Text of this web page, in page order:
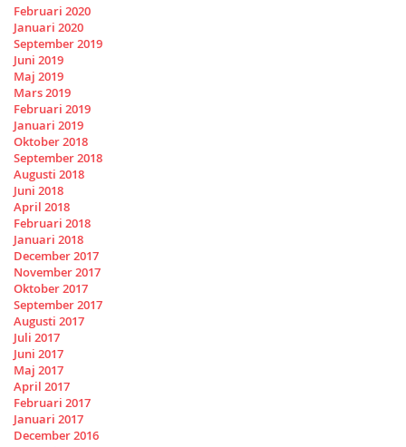
Februari 2020
Januari 2020
September 2019
Juni 2019
Maj 2019
Mars 2019
Februari 2019
Januari 2019
Oktober 2018
September 2018
Augusti 2018
Juni 2018
April 2018
Februari 2018
Januari 2018
December 2017
November 2017
Oktober 2017
September 2017
Augusti 2017
Juli 2017
Juni 2017
Maj 2017
April 2017
Februari 2017
Januari 2017
December 2016